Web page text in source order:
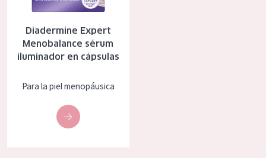
Piel madura
Piel expuesta al sol
Piel menopáusica
EDAD
Todas las edades
Diadermine Expert
Menobalance sérum
iluminador en cápsulas
Para la piel menopáusica